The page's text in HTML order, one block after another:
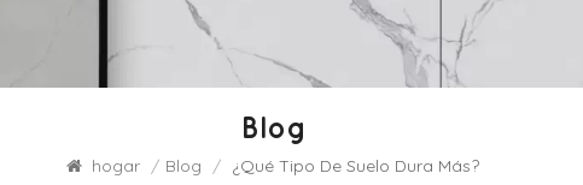
Blog
hogar / Blog / ¿Qué Tipo De Suelo Dura Más?